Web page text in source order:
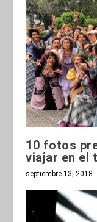
10 fotos
viajar en el
septiembre 13, 2018